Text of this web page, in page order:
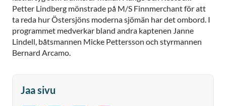
Petter Lindberg mönstrade på M/S Finnmerchant för att
ta reda hur Östersjöns moderna sjömän har det ombord. I
programmet medverkar bland andra kaptenen Janne
Lindell, båtsmannen Micke Pettersson och styrmannen
Bernard Arcamo.
Jaa sivu